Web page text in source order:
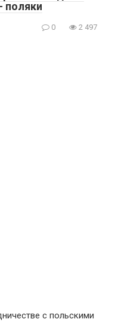
поляки
0 2 497
с польскими